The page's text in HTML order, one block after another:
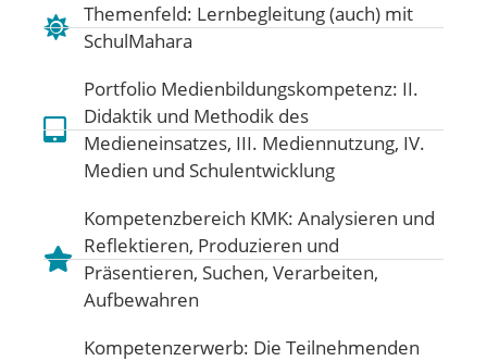
Themenfeld: Lernbegleitung (auch) mit
SchulMahara
Portfolio Medienbildungskompetenz: II.
Didaktik und Methodik des
Medieneinsatzes, III. Mediennutzung, IV.
Medien und Schulentwicklung
Kompetenzbereich KMK: Analysieren und
Reflektieren, Produzieren und
Präsentieren, Suchen, Verarbeiten,
Aufbewahren
Kompetenzerwerb: Die Teilnehmenden